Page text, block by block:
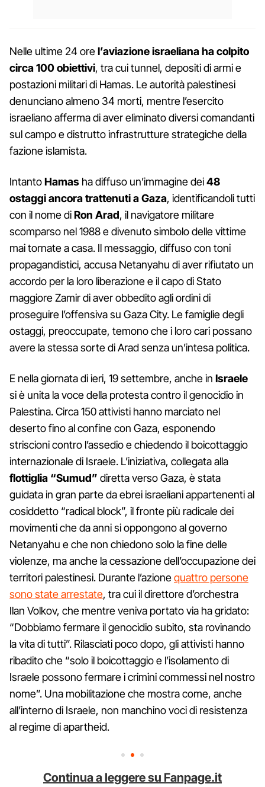
Nelle ultime 24 orel’aviazione israeliana ha colpito
circa 100 obiettivi, tra cui tunnel, depositi di armi e
postazioni militari di Hamas. Le autorità palestinesi
denunciano almeno 34 morti, mentre l’esercito
israeliano afferma di aver eliminato diversi comandanti
sul campo e distrutto infrastrutture strategiche della
fazione islamista.
IntantoHamas ha diffuso un’immagine dei48
ostaggi ancora trattenuti a Gaza, identificandoli tutti
con il nome diRon Arad, il navigatore militare
scomparso nel 1988 e divenuto simbolo delle vittime
mai tornate a casa. Il messaggio, diffuso con toni
propagandistici, accusa Netanyahu di aver rifiutato un
accordo per la loro liberazione e il capo di Stato
maggiore Zamir di aver obbedito agli ordini di
proseguire l’offensiva su Gaza City. Le famiglie degli
ostaggi, preoccupate, temono che i loro cari possano
avere la stessa sorte di Arad senza un’intesa politica.
E nella giornata di ieri, 19 settembre, anche in Israele
si è unita la voce della protesta contro il genocidio in
Palestina. Circa 150 attivisti hanno marciato nel
deserto fino al confine con Gaza, esponendo
striscioni contro l’assedio e chiedendo il boicottaggio
internazionale di Israele. L’iniziativa, collegata alla
flottiglia “Sumud” diretta verso Gaza, è stata
guidata in gran parte da ebrei israeliani appartenenti al
cosiddetto “radical block”, il fronte più radicale dei
movimenti che da anni si oppongono al governo
Netanyahu e che non chiedono solo la fine delle
violenze, ma anche la cessazione dell’occupazione dei
territori palestinesi. Durante l’azionequattro persone
sono state arrestate, tra cui il direttore d’orchestra
Ilan Volkov, che mentre veniva portato via ha gridato:
“Dobbiamo fermare il genocidio subito, sta rovinando
la vita di tutti”. Rilasciati poco dopo, gli attivisti hanno
ribadito che “solo il boicottaggio e l’isolamento di
Israele possono fermare i crimini commessi nel nostro
nome”. Una mobilitazione che mostra come, anche
all’interno di Israele, non manchino voci di resistenza
al regime di apartheid.
Continua a leggere su Fanpage.it